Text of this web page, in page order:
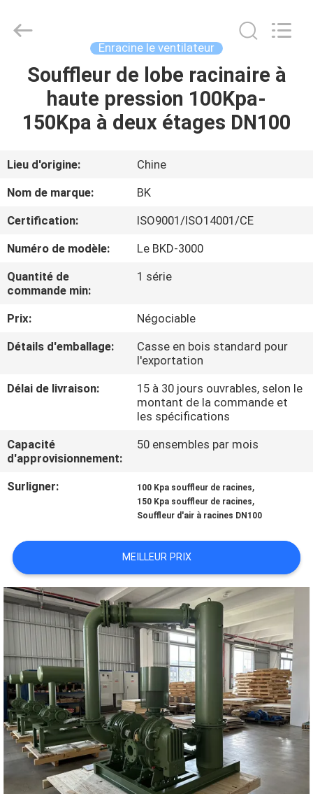
MAISON
PRODUITS
VIDÉOS
SUJET
DE
NOUS
VISITE
D'USINE
CONTRÔLE
QUALITÉ
CONTACTEZ-
DEMANDEZ
UNE
CITATION
COMPANY
NEWS
PLAN
DU
SITE
Tohin
Machine
Enracine le ventilateur
Souffleur de lobe racinaire à
haute pression 100Kpa-
150Kpa à deux étages DN100
Lieu d'origine:
Chine
Nom de marque:
BK
Certification:
ISO9001/ISO14001/CE
Numéro de modèle:
Le BKD-3000
Quantité de
commande min:
1 série
Prix:
Négociable
Détails d'emballage:
Casse en bois standard pour
l'exportation
Délai de livraison:
15 à 30 jours ouvrables, selon le
montant de la commande et
les spécifications
Capacité
d'approvisionnement:
50 ensembles par mois
Surligner: 100 Kpa souffleur de racines,
150 Kpa souffleur de racines,
Souffleur d'air à racines DN100
MEILLEUR PRIX